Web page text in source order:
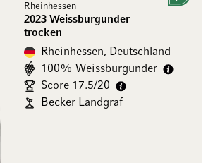
Rheinhessen
2023 Weissburgunder
trocken
Rheinhessen, Deutschland
100% Weissburgunder
Score 17.5/20
Becker Landgraf